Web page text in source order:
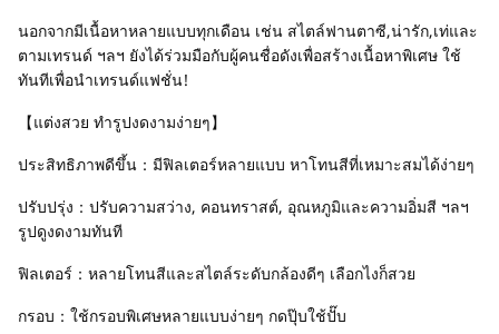
นอกจากมีเนื้อหาหลายแบบทุกเดือน เช่น สไตล์ฟานตาซี,น่ารัก,เท่และ
ตามเทรนด์ ฯลฯ ยังได้ร่วมมือกับผู้คนชื่อดังเพื่อสร้างเนื้อหาพิเศษ ใช้
ทันทีเพื่อนำเทรนด์แฟชั่น!
【แต่งสวย ทำรูปงดงามง่ายๆ】
ประสิทธิภาพดีขึ้น：มีฟิลเตอร์หลายแบบ หาโทนสีที่เหมาะสมได้ง่ายๆ
ปรับปรุ่ง：ปรับความสว่าง, คอนทราสต์, อุณหภูมิและความอิ่มสี ฯลฯ
รูปดูงดงามทันที
ฟิลเตอร์：หลายโทนสีและสไตล์ระดับกล้องดีๆ เลือกไงก็สวย
กรอบ：ใช้กรอบพิเศษหลายแบบง่ายๆ กดปุ๊บใช้ปั๊บ